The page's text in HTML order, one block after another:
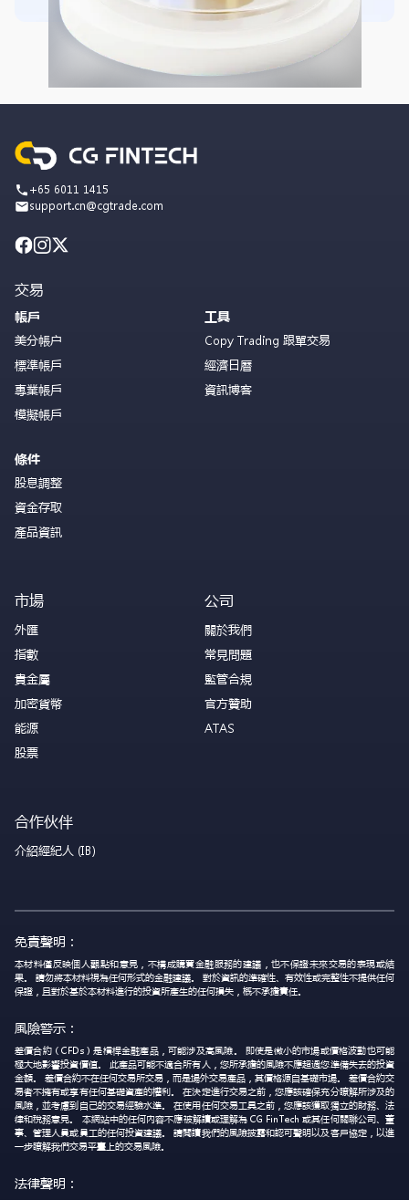
+65 6011 1415
support.cn@cgtrade.com
交易
帳戶
美分帳户
標準帳戶
專業帳戶
模擬帳戶
條件
股息調整
資金存取
產品資訊
工具
Copy Trading 跟單交易
經濟日曆
資訊博客
市場
外匯
指數
貴金屬
加密貨幣
能源
股票
公司
關於我們
常見問題
監管合規
官方贊助
ATAS
合作伙伴
介紹經紀人 (IB)
免責聲明：
本材料僅反映個人觀點和意見，不構成購買金融服務的建議，也不保證未來交易的表現或結
果。 請勿將本材料視為任何形式的金融建議。 對於資訊的準確性、有效性或完整性不提供任何
保證，且對於基於本材料進行的投資所產生的任何損失，概不承擔責任。
風險警示：
差價合約（CFDs）是槓桿金融產品，可能涉及高風險。 即使是微小的市場或價格波動也可能
極大地影響投資價值。 此產品可能不適合所有人，您所承擔的風險不應超過您準備失去的投資
金額。 差價合約不在任何交易所交易，而是場外交易產品，其價格源自基礎市場。 差價合約交
易者不擁有或享有任何基礎資產的權利。 在決定進行交易之前，您應該確保充分瞭解所涉及的
風險，並考慮到自己的交易經驗水準。 在使用任何交易工具之前，您應該獲取獨立的財務、法
律和稅務意見。 本網站中的任何內容不應被解讀或理解為 CG FinTech 或其任何關聯公司、董
事、管理人員或員工的任何投資建議。 請閱讀我們的風險披露和認可聲明以及客戶協定，以進
一步瞭解我們交易平臺上的交易風險。
法律聲明：